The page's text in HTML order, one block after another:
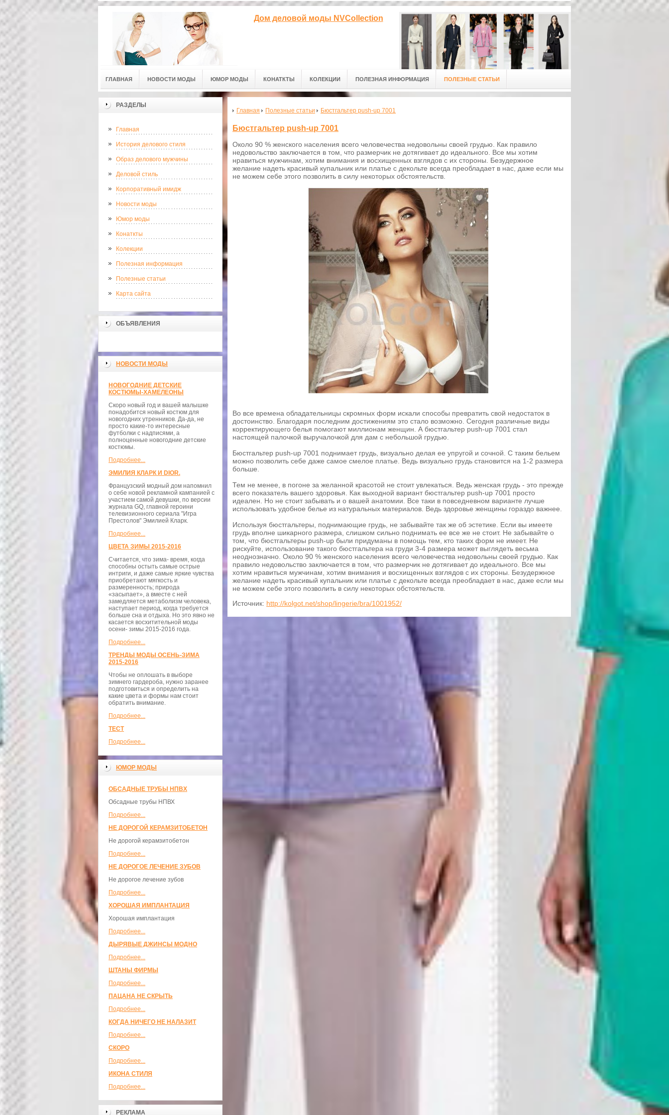
Дом деловой моды NVCollection
ГЛАВНАЯ НОВОСТИ МОДЫ ЮМОР МОДЫ КОНАТКТЫ КОЛЕКЦИИ ПОЛЕЗНАЯ ИНФОРМАЦИЯ ПОЛЕЗНЫЕ СТАТЬИ
РАЗДЕЛЫ
Главная
История делового стиля
Образ делового мужчины
Деловой стиль
Корпоративный имидж
Новости моды
Юмор моды
Конаткты
Колекции
Полезная информация
Полезные статьи
Карта сайта
ОБЪЯВЛЕНИЯ
НОВОСТИ МОДЫ
НОВОГОДНИЕ ДЕТСКИЕ
КОСТЮМЫ-ХАМЕЛЕОНЫ
Скоро новый год и вашей малышке
понадобится новый костюм для
новогодних утренников. Да-да, не
просто какие-то интересные
футболки с надписями, а
полноценные новогодние детские
костюмы.
Подробнее...
ЭМИЛИЯ КЛАРК И DIOR.
Французский модный дом напомнил
о себе новой рекламной кампанией с
участием самой девушки, по версии
журнала GQ, главной героини
телевизионного сериала "Игра
Престолов" Эмилией Кларк.
Подробнее...
ЦВЕТА ЗИМЫ 2015-2016
Считается, что зима- время, когда
способны остыть самые острые
интриги, и даже самые яркие чувства
приобретают мягкость и
размеренность; природа
«засыпает», а вместе с ней
замедляется метаболизм человека,
наступает период, когда требуется
больше сна и отдыха. Но это явно не
касается восхитительной моды
осени- зимы 2015-2016 года.
Подробнее...
ТРЕНДЫ МОДЫ ОСЕНЬ-ЗИМА
2015-2016
Чтобы не оплошать в выборе
зимнего гардероба, нужно заранее
подготовиться и определить на
какие цвета и формы нам стоит
обратить внимание.
Подробнее...
ТЕСТ
Подробнее...
ЮМОР МОДЫ
ОБСАДНЫЕ ТРУБЫ НПВХ
Обсадные трубы НПВХ
Подробнее...
НЕ ДОРОГОЙ КЕРАМЗИТОБЕТОН
Не дорогой керамзитобетон
Подробнее...
НЕ ДОРОГОЕ ЛЕЧЕНИЕ ЗУБОВ
Не дорогое лечение зубов
Подробнее...
ХОРОШАЯ ИМПЛАНТАЦИЯ
Хорошая имплантация
Подробнее...
ДЫРЯВЫЕ ДЖИНСЫ МОДНО
Подробнее...
ШТАНЫ ФИРМЫ
Подробнее...
ПАЦАНА НЕ СКРЫТЬ
Подробнее...
КОГДА НИЧЕГО НЕ НАЛАЗИТ
Подробнее...
СКОРО
Подробнее...
ИКОНА СТИЛЯ
Подробнее...
РЕКЛАМА
Главная Полезные статьи Бюстгальтер push-up 7001
Бюстгальтер push-up 7001
Около 90 % женского населения всего человечества недовольны своей грудью. Как правило
недовольство заключается в том, что размерчик не дотягивает до идеального. Все мы хотим
нравиться мужчинам, хотим внимания и восхищенных взглядов с их стороны. Безудержное
желание надеть красивый купальник или платье с декольте всегда преобладает в нас, даже если мы
не можем себе этого позволить в силу некоторых обстоятельств.
Во все времена обладательницы скромных форм искали способы превратить свой недостаток в
достоинство. Благодаря последним достижениям это стало возможно. Сегодня различные виды
корректирующего белья помогают миллионам женщин. А бюстгальтер push-up 7001 стал
настоящей палочкой выручалочкой для дам с небольшой грудью.
Бюстгальтер push-up 7001 поднимает грудь, визуально делая ее упругой и сочной. С таким бельем
можно позволить себе даже самое смелое платье. Ведь визуально грудь становится на 1-2 размера
больше.
Тем не менее, в погоне за желанной красотой не стоит увлекаться. Ведь женская грудь - это прежде
всего показатель вашего здоровья. Как выходной вариант бюстгальтер push-up 7001 просто
идеален. Но не стоит забывать и о вашей анатомии. Все таки в повседневном варианте лучше
использовать удобное белье из натуральных материалов. Ведь здоровье женщины гораздо важнее.
Используя бюстгальтеры, поднимающие грудь, не забывайте так же об эстетике. Если вы имеете
грудь вполне шикарного размера, слишком сильно поднимать ее все же не стоит. Не забывайте о
том, что бюстгальтеры push-up были придуманы в помощь тем, кто таких форм не имеет. Не
рискуйте, использование такого бюстгальтера на груди 3-4 размера может выглядеть весьма
неоднозначно. Около 90 % женского населения всего человечества недовольны своей грудью. Как
правило недовольство заключается в том, что размерчик не дотягивает до идеального. Все мы
хотим нравиться мужчинам, хотим внимания и восхищенных взглядов с их стороны. Безудержное
желание надеть красивый купальник или платье с декольте всегда преобладает в нас, даже если мы
не можем себе этого позволить в силу некоторых обстоятельств.
Источник: http://kolgot.net/shop/lingerie/bra/1001952/